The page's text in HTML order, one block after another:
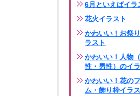
6月といえばイラ
花火イラスト
かわいい！お祭
ラスト
かわいい！人物
性・男性）のイ
かわいい！花の
ム・飾り枠イラ